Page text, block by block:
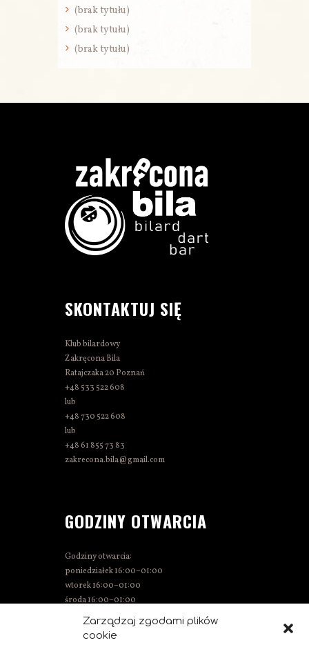
Zarządzaj zgodami plików
cookie
(brak tytułu)
(brak tytułu)
(brak tytułu)
SKONTAKTUJ SIĘ
Klub bilardowy
Zakręcona Bila
Ratajczaka 20 Poznań
+48 533 522 608
lub
+48 730 522 608
lub
+48 61 855 73 83
zakrecona.bila@gmail.com
GODZINY OTWARCIA
Godziny otwarcia:
poniedziałek 16:00–01:00
wtorek 16:00–01:00
środa 16:00–01:00
czwartek 15:00–01:00
piątek 15:00–02:00